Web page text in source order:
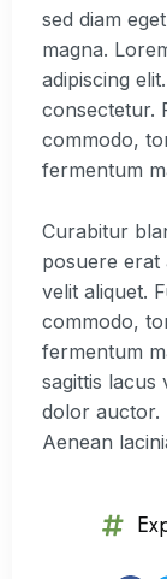
sed diam
magna.
adipiscing
consectetur.
commodo,
fermentum
Curabitur
posuere erat
velit aliquet.
commodo,
fermentum
sagittis
dolor auctor.
Aenean